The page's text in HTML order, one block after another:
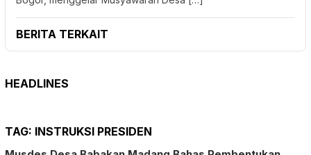
BERITA TERKAIT
HEADLINES
TAG: INSTRUKSI PRESIDEN